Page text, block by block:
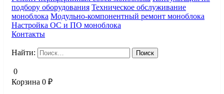
подбору оборудования Техническое обслуживание
моноблока Модульно-компонентный ремонт моноблока
Настройка ОС и ПО моноблока
Контакты
Найти:
0
Корзина 0 ₽